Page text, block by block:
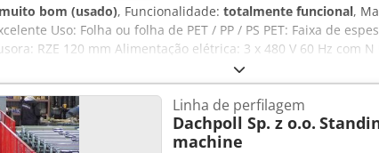
muito bom (usado), Funcionalidade: totalmente funcional,
Uso: Folha ou folha de PET / PP / PS PET: Faixa de
RZE 120 mm Alimentação elétrica: 3 x 480 V 60 Hz com
450 / 700 / 700 mm Cjdpevbcbuofx Ab Uerf Largura máxima
0,15 - 1,5 mm Enrolador de 4 posições WOB 1800
e/ou erros. Todos os equipamentos estão sujeitos à
Linha de perfilagem
Dachpoll Sp. z o.o.
machine